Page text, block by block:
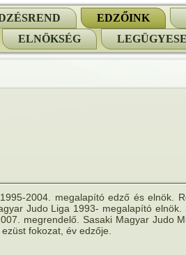
EDZŐINK
ELNÖKSÉG
2004. megalapító edző és elnök.
Judo Liga 1993- megalapító elnök.
megrendelő. Sasaki Magyar Judo
fokozat, év edzője.